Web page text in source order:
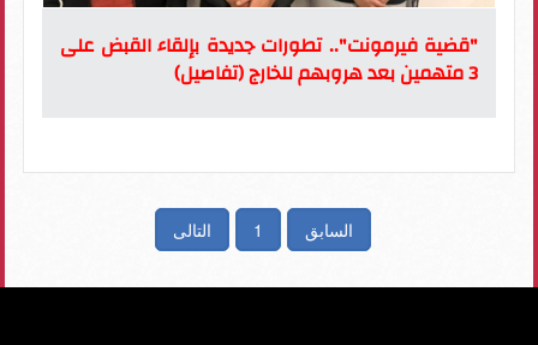
"قضية فيرمونت".. تطورات جديدة بإلقاء القبض على
3 متهمين بعد هروبهم للخارج (تفاصيل)
السابق 1 التالى